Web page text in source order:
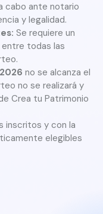
cabo ante notario
y legalidad.
Se requiere un
todas las
no se alcanza el
no se realizará y
Crea tu Patrimonio
inscritos y con la
elegibles